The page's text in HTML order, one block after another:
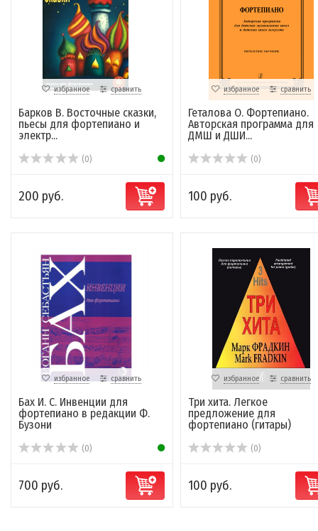
избранное сравнить
Барков В. Восточные сказки,
пьесы для фортепиано и
электр...
(0)
200 руб.
избранное сравнить
Геталова О. Фортепиано.
Авторская программа для
ДМШ и ДШИ...
(0)
100 руб.
избранное сравнить
Бах И. С. Инвенции для
фортепиано в редакции Ф.
Бузони
(0)
700 руб.
избранное сравнить
Три хита. Легкое
предложение для
фортепиано (гитары)
(0)
100 руб.